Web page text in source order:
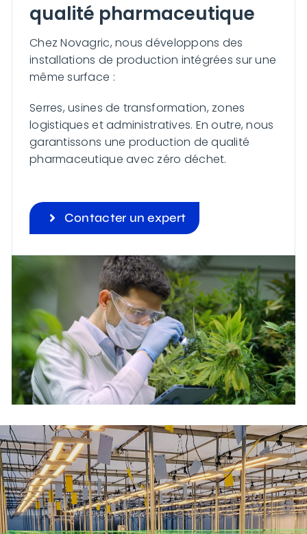
qualité pharmaceutique
Chez Novagric, nous développons des
installations de production intégrées sur une
même surface :
Serres, usines de transformation, zones
logistiques et administratives. En outre, nous
garantissons une production de qualité
pharmaceutique avec zéro déchet.
Contacter un expert